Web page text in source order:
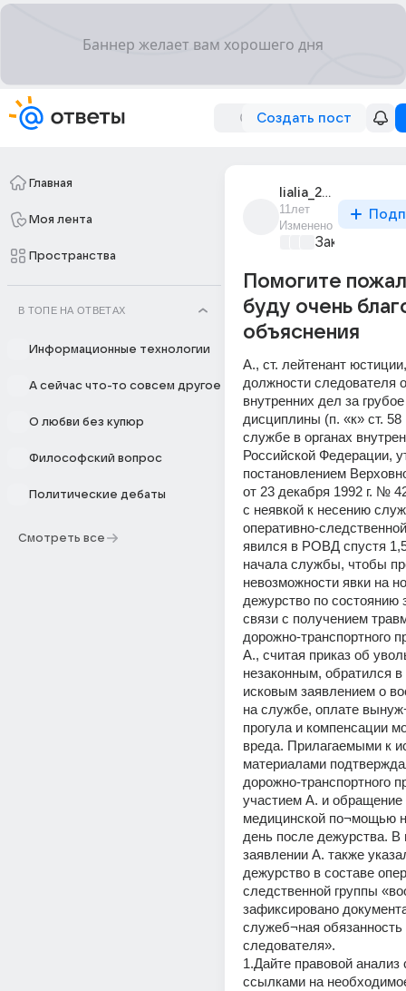
Создать пост
Главная
Моя лента
Пространства
В ТОПЕ НА ОТВЕТАХ
Информационные технологии
А сейчас что-то совсем другое
О любви без купюр
Философский вопрос
Политические дебаты
Смотреть все
lialia_2063
11лет
Изменено
Закон и
Помогите
буду очень
объяснения
А., ст. лейтенант
должности следователя
внутренних дел за
дисциплины (п. «к» ст.
службе в органах
Российской Федерации,
постановлением
от 23 декабря 1992 г. №
с неявкой к несению
оперативно-
явился в РОВД спустя
начала службы, чтобы
невозможности явки на
дежурство по состоянию
связи с получением
дорожно-транспортного
А., считая приказ об
незаконным, обратился в
исковым заявлением о
на службе, оплате
прогула и компенсации
вреда. Прилагаемыми к
материалами
дорожно-транспортного
участием А. и обращение
медицинской по¬мощью
день после дежурства. В
заявлении А. также
дежурство в составе
следственной группы
зафиксировано
служеб¬ная обязанность
следователя».
1.Дайте правовой анализ
ссылками на